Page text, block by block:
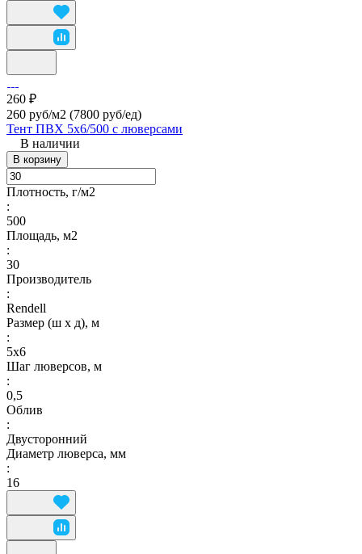
260 ₽
260 руб/м2 (7800 руб/eд)
Тент ПВХ 5х6/500 с люверсами
В наличии
В корзину
Плотность, г/м2
:
500
Площадь, м2
:
30
Производитель
:
Rendell
Размер (ш х д), м
:
5х6
Шаг люверсов, м
:
0,5
Облив
:
Двусторонний
Диаметр люверса, мм
:
16